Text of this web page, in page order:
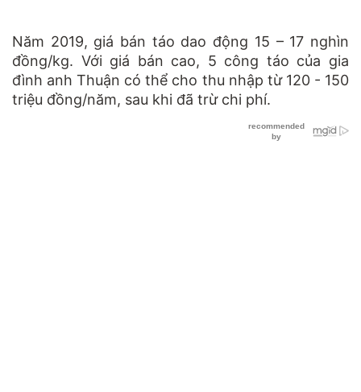
Năm 2019, giá bán táo dao động 15 – 17 nghìn
đồng/kg. Với giá bán cao, 5 công táo của gia
đình anh Thuận có thể cho thu nhập từ 120 - 150
triệu đồng/năm, sau khi đã trừ chi phí.